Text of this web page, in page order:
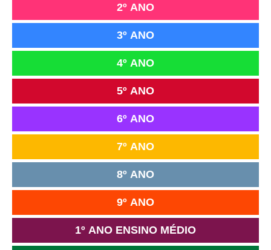
2º ANO
3º ANO
4º ANO
5º ANO
6º ANO
7º ANO
8º ANO
9º ANO
1º ANO ENSINO MÉDIO